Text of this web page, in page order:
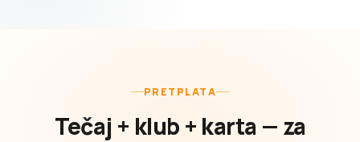
PRETPLATA
Tečaj + klub + karta — za